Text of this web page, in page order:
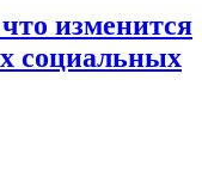
изменится
социальных